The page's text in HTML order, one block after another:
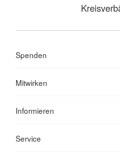
Spenden
Mitwirken
Informieren
Service